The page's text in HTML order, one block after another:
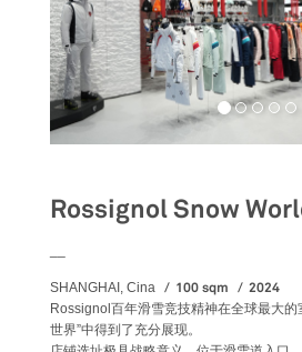
Rossignol Snow
SHANGHAI, Cina 100 sqm 2024
Rossignol百年滑雪竞技精神在全球最大的
世界”中得到了充分展现。